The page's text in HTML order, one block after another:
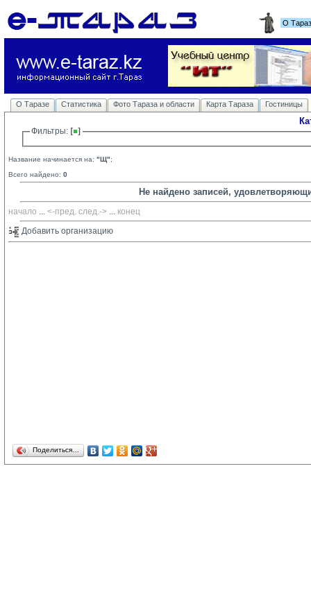
О
О Таразе Статистика Фото Тараза и области Карта Тараза Гостиницы
Фильтры:
Название начинается на: "Щ";
Всего найдено: 0
Не найдено записей,
начало ... <-пред. след.-> ... конец
Добавить организацию
Поделиться…